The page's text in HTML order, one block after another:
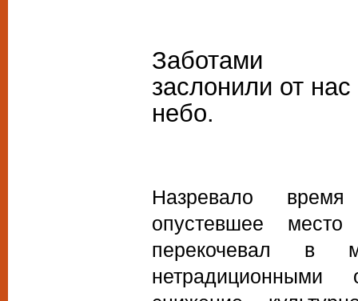
Заботами
заслонили от нас
небо.
Назревало время
опустевшее место
перекочевал в
нетрадиционными